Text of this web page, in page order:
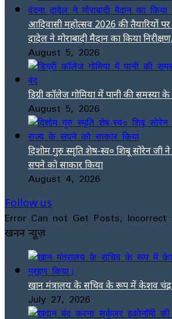
आदिवासी महोत्सव 2026 की तैयारियों
दादेल ने मोराबादी मैदान का किया
August 5, 2026
डिग्री कॉलेज गोमिया में पानी की समस्या
August 5, 2026
दिशोम गुरु स्मृति शेष-स्व० शिबू सोरेन
सपने को साकार किया
August 4, 2026
Follow us
Error Can not Get Posts, Incorrect
खनन न्यूज़
खान मंत्रालय के सचिव के रूप में केशव चंद्र
July 27, 2026